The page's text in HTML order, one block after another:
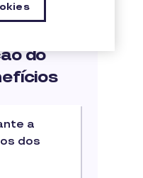
do
a
dos